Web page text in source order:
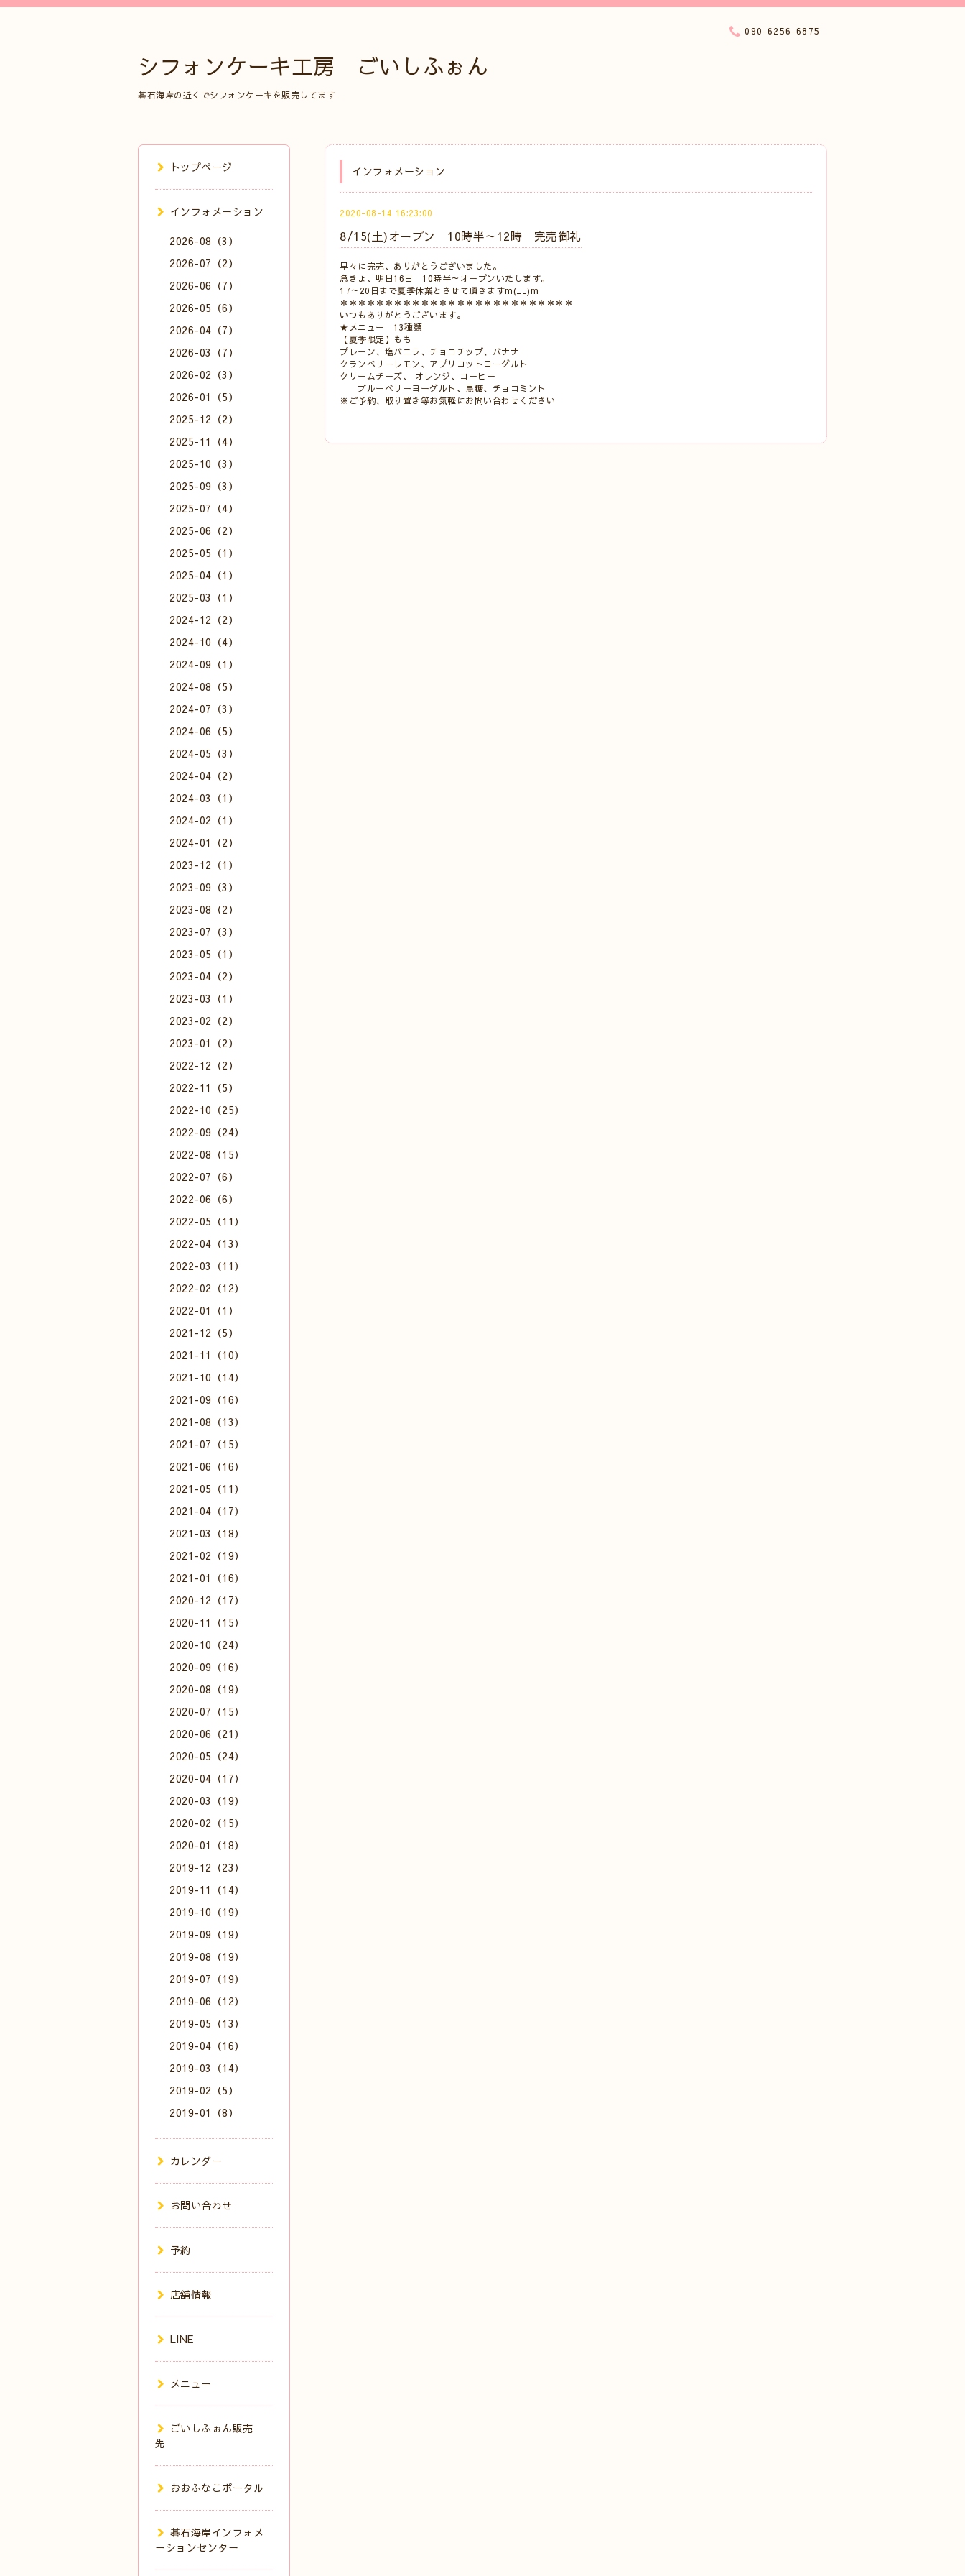
シフォンケーキ工房 ごいしふぉん
碁石海岸の近くでシフォンケーキを販売してます
090-6256-6875
インフォメーション
2020-08-14 16:23:00
8/15(土)オープン 10時半～12時 完売御礼
早々に完売、ありがとうございました。
急きょ、明日16日 10時半～オープンいたします。
17～20日まで夏季休業とさせて頂きますm(__)m
＊＊＊＊＊＊＊＊＊＊＊＊＊＊＊＊＊＊＊＊＊＊＊＊＊＊
いつもありがとうございます。
★メニュー 13種類
【夏季限定】もも
プレーン、塩バニラ、チョコチップ、バナナ
クランベリーレモン、アプリコットヨーグルト
クリームチーズ、 オレンジ、コーヒー
ブルーベリーヨーグルト、黒糖、チョコミント
※ご予約、取り置き等お気軽にお問い合わせください
トップページ
インフォメーション
2026-08（3）
2026-07（2）
2026-06（7）
2026-05（6）
2026-04（7）
2026-03（7）
2026-02（3）
2026-01（5）
2025-12（2）
2025-11（4）
2025-10（3）
2025-09（3）
2025-07（4）
2025-06（2）
2025-05（1）
2025-04（1）
2025-03（1）
2024-12（2）
2024-10（4）
2024-09（1）
2024-08（5）
2024-07（3）
2024-06（5）
2024-05（3）
2024-04（2）
2024-03（1）
2024-02（1）
2024-01（2）
2023-12（1）
2023-09（3）
2023-08（2）
2023-07（3）
2023-05（1）
2023-04（2）
2023-03（1）
2023-02（2）
2023-01（2）
2022-12（2）
2022-11（5）
2022-10（25）
2022-09（24）
2022-08（15）
2022-07（6）
2022-06（6）
2022-05（11）
2022-04（13）
2022-03（11）
2022-02（12）
2022-01（1）
2021-12（5）
2021-11（10）
2021-10（14）
2021-09（16）
2021-08（13）
2021-07（15）
2021-06（16）
2021-05（11）
2021-04（17）
2021-03（18）
2021-02（19）
2021-01（16）
2020-12（17）
2020-11（15）
2020-10（24）
2020-09（16）
2020-08（19）
2020-07（15）
2020-06（21）
2020-05（24）
2020-04（17）
2020-03（19）
2020-02（15）
2020-01（18）
2019-12（23）
2019-11（14）
2019-10（19）
2019-09（19）
2019-08（19）
2019-07（19）
2019-06（12）
2019-05（13）
2019-04（16）
2019-03（14）
2019-02（5）
2019-01（8）
カレンダー
お問い合わせ
予約
店舗情報
LINE
メニュー
ごいしふぉん販売
先
おおふなこポータル
碁石海岸インフォメ
ーションセンター